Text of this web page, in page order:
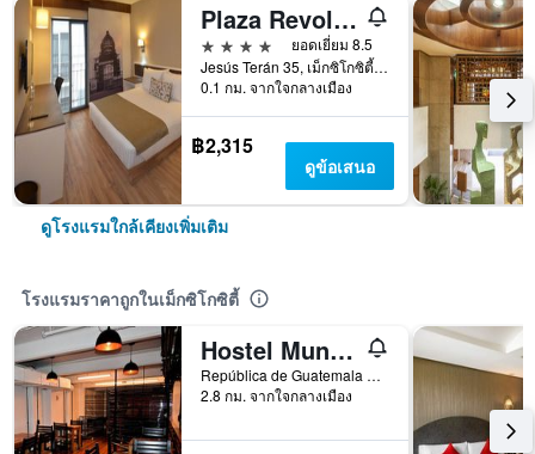
Plaza Revolucion
4 ดาว
ยอดเยี่ยม 8.5
Jesús Terán 35, เม็กซิโกซิตี้, เม็กซิโก ซิตี้ เฟเดอรัล ดิสตริกต์, เม็กซิโก
0.1 กม. จากใจกลางเมือง
฿2,315
ดูข้อเสนอ
ดูโรงแรมใกล้เคียงเพิ่มเติม
โรงแรมราคาถูกในเม็กซิโกซิตี้
Hostel Mundo Joven
República de Guatemala No 4 Colonia Centro, เม็กซิโกซิตี้, เม็กซิโก ซิตี้ เฟเดอรัล ดิสตริกต์, เม็กซิโก
2.8 กม. จากใจกลางเมือง